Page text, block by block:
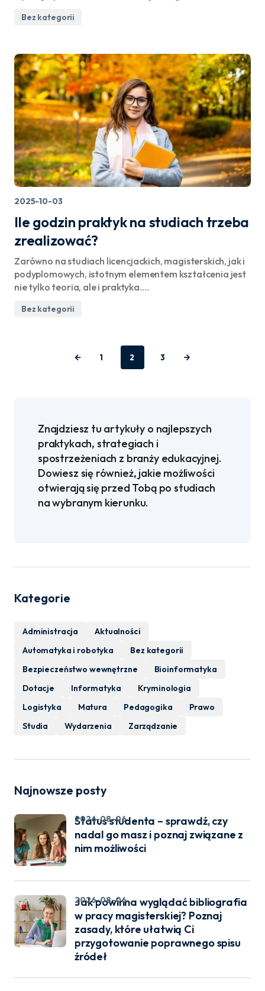
Bez kategorii
2025-10-03
Ile godzin praktyk na studiach trzeba
zrealizować?
Zarówno na studiach licencjackich, magisterskich, jak i
podyplomowych, istotnym elementem kształcenia jest
nie tylko teoria, ale i praktyka.…
Bez kategorii
1 2 3
Znajdziesz tu artykuły o najlepszych
praktykach, strategiach i
spostrzeżeniach z branży edukacyjnej.
Dowiesz się również, jakie możliwości
otwierają się przed Tobą po studiach
na wybranym kierunku.
Kategorie
Administracja
Aktualności
Automatyka i robotyka
Bez kategorii
Bezpieczeństwo wewnętrzne
Bioinformatyka
Dotacje
Informatyka
Kryminologia
Logistyka
Matura Pedagogika
Prawo
Studia
Wydarzenia Zarządzanie
Najnowsze posty
Status studenta – sprawdź, czy
nadal go masz i poznaj związane z
nim możliwości
2026-08-06
Jak powinna wyglądać bibliografia
w pracy magisterskiej? Poznaj
zasady, które ułatwią Ci
przygotowanie poprawnego spisu
źródeł
2026-08-06